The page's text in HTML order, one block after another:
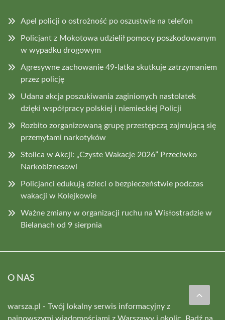
Apel policji o ostrożność po oszustwie na telefon
Policjant z Mokotowa udzielił pomocy poszkodowanym
w wypadku drogowym
Agresywne zachowanie 49-latka skutkuje zatrzymaniem
przez policję
Udana akcja poszukiwania zaginionych nastolatek
dzięki współpracy polskiej i niemieckiej Policji
Rozbito zorganizowaną grupę przestępczą zajmującą się
przemytami narkotyków
Stolica w Akcji: „Czyste Wakacje 2026” Przeciwko
Narkobiznesowi
Policjanci edukują dzieci o bezpieczeństwie podczas
wakacji w Kolejkowie
Ważne zmiany w organizacji ruchu na Wisłostradzie w
Bielanach od 9 sierpnia
O NAS
warsza.pl - Twój lokalny serwis informacyjny z